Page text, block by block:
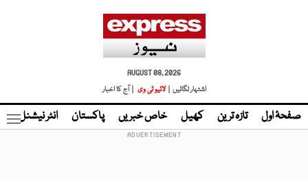
AUGUST 08, 2026
اشتہار لگائیں |
لائیو ٹی وی | آج کا اخبار
صفحۂ اول تازہ ترین کھیل خاص خبریں پاکستان انٹر نیشنل